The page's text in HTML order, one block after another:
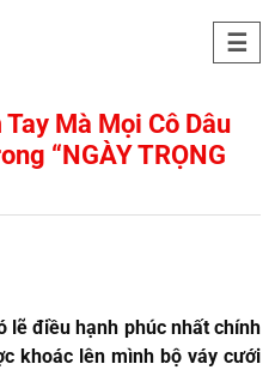
Mà Mọi Cô Dâu
“NGÀY TRỌNG
lẽ điều hạnh phúc nhất chính
khoác lên mình bộ váy cưới